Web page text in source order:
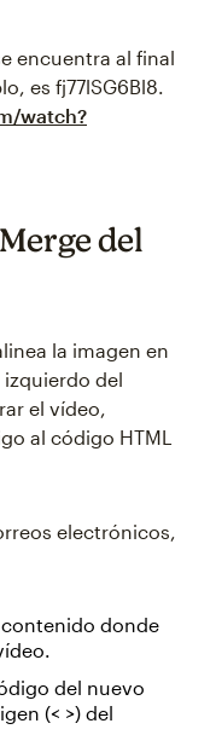
encuentra al final
es fj77lSG6Bl8.
watch?
del
la imagen en
del
el vídeo,
al código HTML
electrónicos,
donde
del nuevo
(< >) del